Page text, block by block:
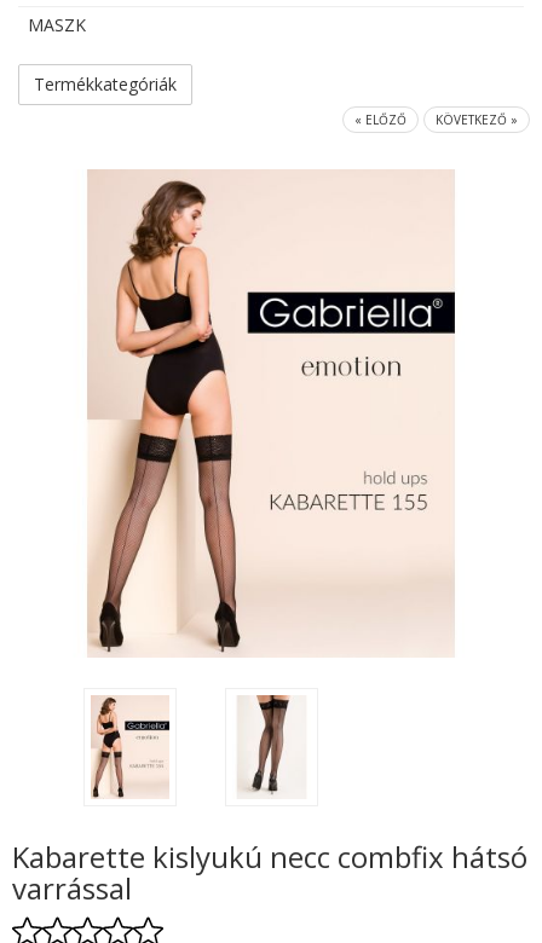
MASZK
Termékkategóriák
« ELŐZŐ KÖVETKEZŐ »
Kabarette kislyukú necc combfix hátsó
varrással